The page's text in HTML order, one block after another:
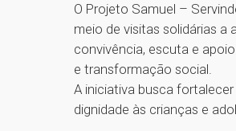
O Projeto Samuel –
meio de visitas solidárias a
convivência, escuta e
e transformação social.
A iniciativa busca
dignidade às crianças e